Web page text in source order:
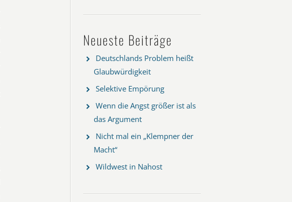
Neueste Beiträge
Deutschlands Problem heißt
Glaubwürdigkeit
Selektive Empörung
Wenn die Angst größer ist als
das Argument
Nicht mal ein „Klempner der
Macht“
Wildwest in Nahost